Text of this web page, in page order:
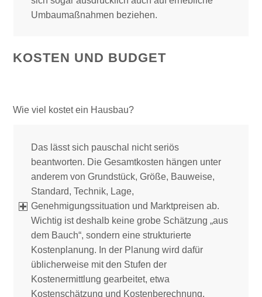
Umbaumaßnahmen beziehen.
KOSTEN UND BUDGET
Wie viel kostet ein Hausbau?
Das lässt sich pauschal nicht seriös
beantworten. Die Gesamtkosten hängen unter
anderem von Grundstück, Größe, Bauweise,
Standard, Technik, Lage,
Genehmigungssituation und Marktpreisen ab.
Wichtig ist deshalb keine grobe Schätzung „aus
dem Bauch“, sondern eine strukturierte
Kostenplanung. In der Planung wird dafür
üblicherweise mit den Stufen der
Kostenermittlung gearbeitet, etwa
Kostenschätzung und Kostenberechnung.